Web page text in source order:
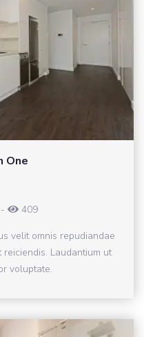
One
-
409
velit omnis repudiandae
Laudantium ut
voluptate.